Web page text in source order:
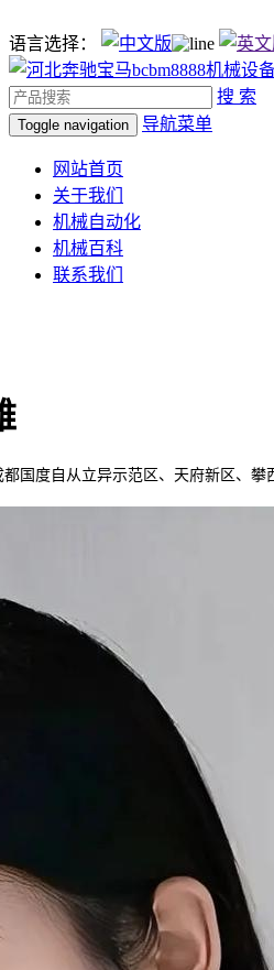
语言选择：
搜 索
Toggle navigation 导航菜单
网站首页
关于我们
机械自动化
机械百科
联系我们
度自从立异示范区、天府新区、攀